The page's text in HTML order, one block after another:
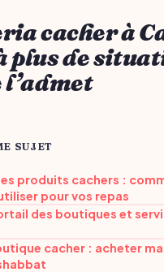
cacher à
plus de
l’admet
SUJET
produits cachers :
pour vos repas
des boutiques et
cacher : acheter